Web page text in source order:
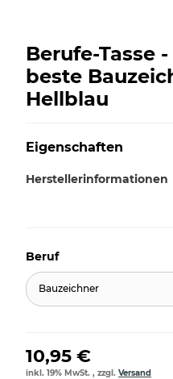
Berufe-Tasse
beste
Hellblau
Eigenschaften
Herstellerinformationen
Beruf
Bauzeichner
10,95 €
inkl. 19% MwSt. , zzgl. Versand